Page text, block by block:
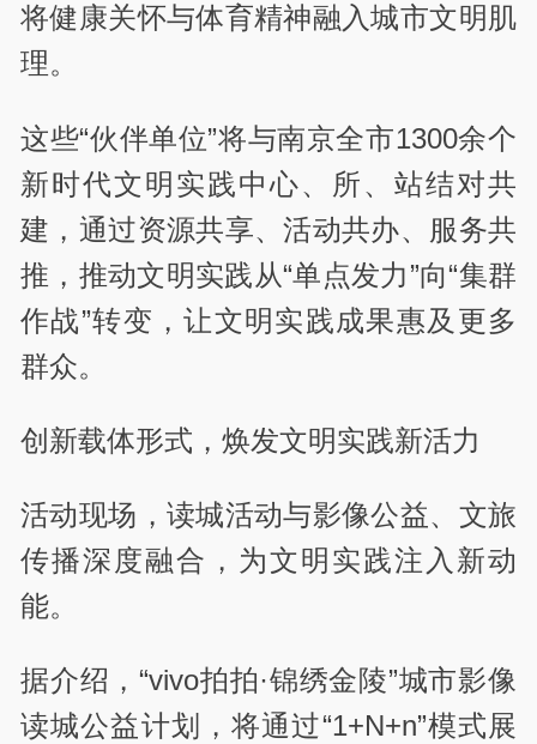
将健康关怀与体育精神融入城市文明肌
理。
这些“伙伴单位”将与南京全市1300余个
新时代文明实践中心、所、站结对共
建，通过资源共享、活动共办、服务共
推，推动文明实践从“单点发力”向“集群
作战”转变，让文明实践成果惠及更多
群众。
创新载体形式，焕发文明实践新活力
活动现场，读城活动与影像公益、文旅
传播深度融合，为文明实践注入新动
能。
据介绍，“vivo拍拍·锦绣金陵”城市影像
读城公益计划，将通过“1+N+n”模式展